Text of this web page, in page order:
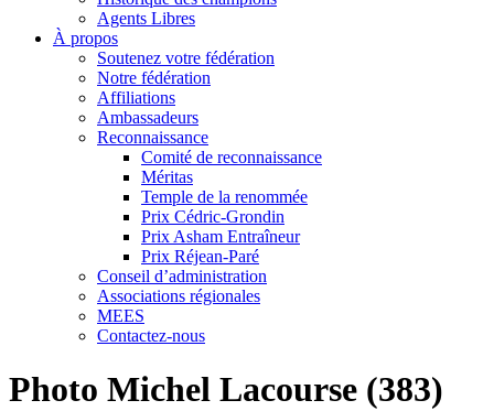
Agents Libres
À propos
Soutenez votre fédération
Notre fédération
Affiliations
Ambassadeurs
Reconnaissance
Comité de reconnaissance
Méritas
Temple de la renommée
Prix Cédric-Grondin
Prix Asham Entraîneur
Prix Réjean-Paré
Conseil d’administration
Associations régionales
MEES
Contactez-nous
Photo Michel Lacourse (383)